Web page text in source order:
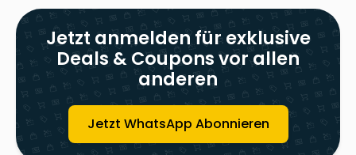
Jetzt anmelden für exklusive
Deals & Coupons vor allen
anderen
Jetzt WhatsApp Abonnieren